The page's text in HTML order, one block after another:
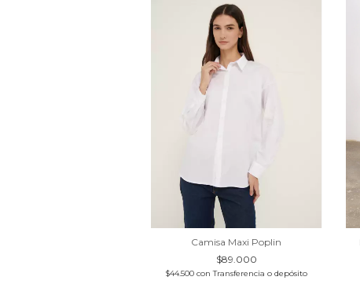
Camisa Maxi Poplin
$89.000
$44.500con Transferencia o depósito